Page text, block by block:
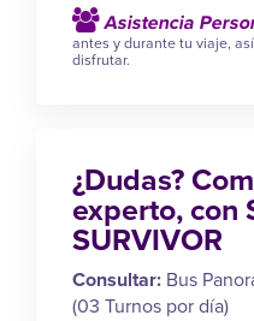
Asistencia
antes y durante tu viaje,
disfrutar.
¿Dudas?
experto, con
SURVIVOR
Consultar: Bus
(03 Turnos por día)